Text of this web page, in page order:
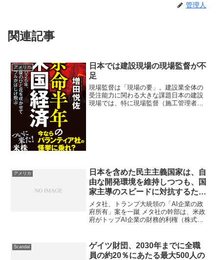
管理人
関連記事
アメリカ
日本では建設現場の現場監督が不
足
現場監督は「現場の要」。建設業全体の
受注能力に関わる大きな課題日本の建設
現場では、特に現場監督（施工管理者）
アメリカ
日本を含めた民主主義国家は、自
由な開発環境を維持しつつも、国
家主導のスピードに対抗するため
に、政府と民間が連携して戦略的
な投資を行う必要性
メタ社、トランプ大統領の「AI企業の政
府所有」案を一蹴 メタ社の幹部は、米政
府がトップAI企業の財務的利権（株式）
ーマではない」と述べた。Meta shrugs
off...
Scandal
ゲイツ財団、2030年までに全職
員の約20％にあたる最大500人の